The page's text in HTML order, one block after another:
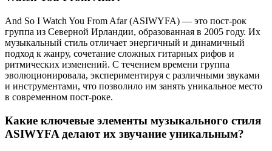
And So I Watch You From Afar (ASIWYFA) — это пост-рок
группа из Северной Ирландии, образованная в 2005 году. Их
музыкальный стиль отличает энергичный и динамичный
подход к жанру, сочетание сложных гитарных рифов и
ритмических изменений. С течением времени группа
эволюционировала, экспериментируя с различными звуками
и инструментами, что позволило им занять уникальное место
в современном пост-роке.
Какие ключевые элементы музыкального стиля
ASIWYFA делают их звучание уникальным?